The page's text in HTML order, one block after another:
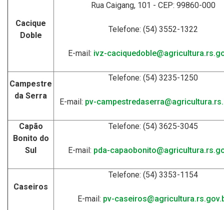
Cacique
Doble
Rua Caigang, 101 - CEP: 99860-000
Telefone: (54) 3552-1322
E-mail: ivz-
Campestre
da Serra
Telefone: (54) 3235-1250
E-mail: pv-
Capão
Bonito do
Sul
Telefone: (54) 3625-3045
E-mail: pda-
Caseiros
Telefone: (54) 3353-1154
E-mail: pv-